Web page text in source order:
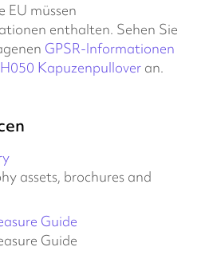
EU müssen
enthalten. Sehen Sie
GPSR-Informationen
Kapuzenpullover an.
assets, brochures and
Guide
Guide